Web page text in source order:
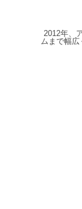
2012年、
ムまで幅